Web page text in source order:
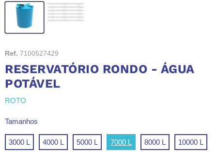
Ref. 7100527429
RESERVATÓRIO RONDO - ÁGUA
POTÁVEL
ROTO
Tamanhos
3000 L 4000 L 5000 L 7000 L 8000 L 10000 L